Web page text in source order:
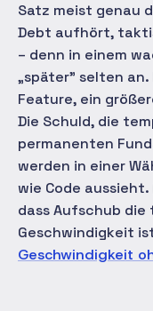
Satz meist genau
Debt aufhört,
– denn in einem
„später" selten
Feature, ein
Die Schuld, die
permanenten
werden in einer
wie Code
dass Aufschub die
Geschwindigkeit
Geschwindigkeit